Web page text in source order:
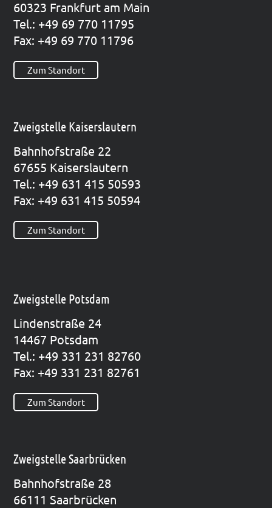
60323 Frank­furt am Main
Tel.: +49 69 770 11795
Fax: +49 69 770 11796
Zum Standort
Zweigstelle Kaiserslautern
Bahn­hof­stra­ße 22
67655 Kai­sers­lau­tern
Tel.: +49 631 415 50593
Fax: +49 631 415 50594
Zum Standort
Zweigstelle Potsdam
Lin­den­stra­ße 24
14467 Pots­dam
Tel.: +49 331 231 82760
Fax: +49 331 231 82761
Zum Standort
Zweigstelle Saarbrücken
Bahn­hof­stra­ße 28
66111 Saar­brü­cken